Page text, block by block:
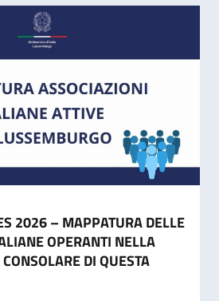
2026 – MAPPATURA DELLE
OPERANTI NELLA
DI QUESTA